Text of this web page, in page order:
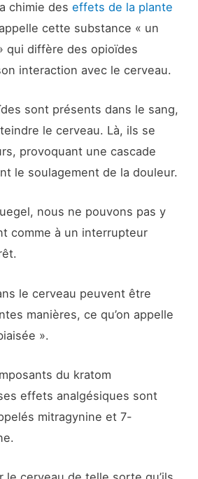
chimie deseffets de la plante
cette substance « un
qui diffère des opioïdes
interaction avec le cerveau.
sont présents dans le sang,
le cerveau. Là, ils se
provoquant une cascade
le soulagement de la douleur.
nous ne pouvons pas y
comme à un interrupteur
le cerveau peuvent être
manières, ce qu’on appelle
».
du kratom
effets analgésiques sont
mitragynine et 7-